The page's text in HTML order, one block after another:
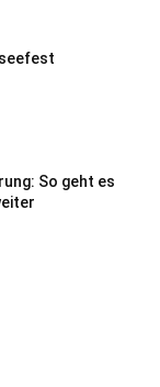
So geht es